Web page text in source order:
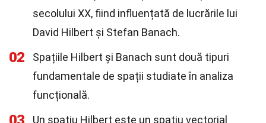
secolului XX, fiind influențată de lucrările lui
David Hilbert și Stefan Banach.
02
Spațiile Hilbert și Banach sunt două tipuri
fundamentale de spații studiate în analiza
funcțională.
Un spațiu Hilbert este un spațiu vectorial